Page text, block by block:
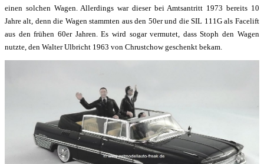
einen solchen Wagen. Allerdings war dieser bei Amtsantritt 1973 bereits 10
Jahre alt, denn die Wagen stammten aus den 50er und die SIL 111G als Facelift
aus den frühen 60er Jahren. Es wird sogar vermutet, dass Stoph den Wagen
nutzte, den Walter Ulbricht 1963 von Chrustchow geschenkt bekam.